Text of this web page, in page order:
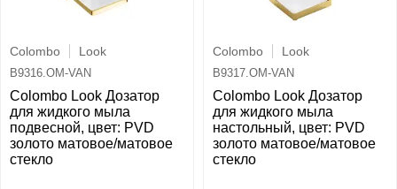
Colombo Look
B9316.OM-VAN
Colombo Look Дозатор
для жидкого мыла
подвесной, цвет: PVD
золото матовое/матовое
стекло
Colombo Look
B9317.OM-VAN
Colombo Look Дозатор
для жидкого мыла
настольный, цвет: PVD
золото матовое/матовое
стекло